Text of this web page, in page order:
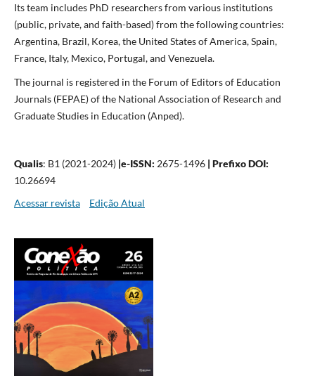
Its team includes PhD researchers from various institutions
(public, private, and faith-based) from the following countries:
Argentina, Brazil, Korea, the United States of America, Spain,
France, Italy, Mexico, Portugal, and Venezuela.
The journal is registered in the Forum of Editors of Education
Journals (FEPAE) of the National Association of Research and
Graduate Studies in Education (Anped).
Qualis: B1 (2021-2024)|e-ISSN: 2675-1496 | Prefixo DOI:
10.26694
Acessar revista
Edição Atual